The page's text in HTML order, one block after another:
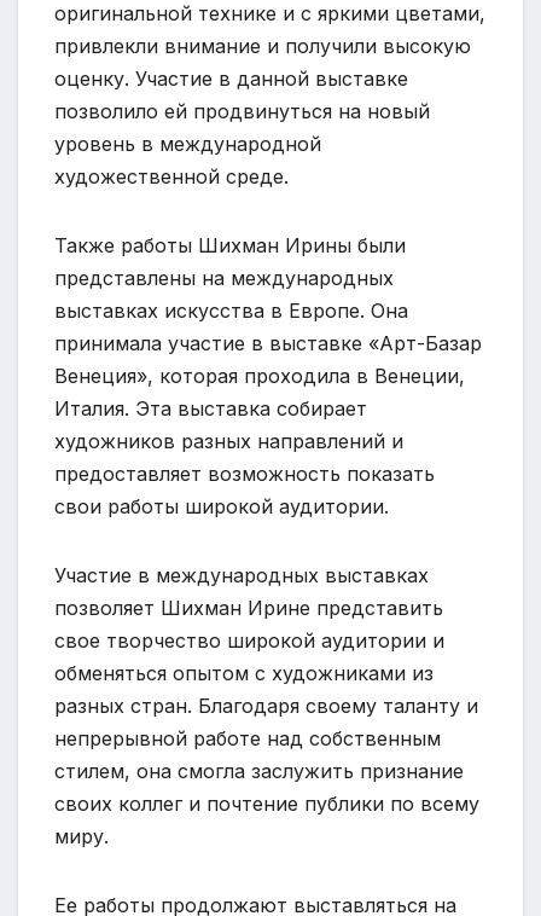
оригинальной технике и с яркими цветами,
привлекли внимание и получили высокую
оценку. Участие в данной выставке
позволило ей продвинуться на новый
уровень в международной
художественной среде.
Также работы Шихман Ирины были
представлены на международных
выставках искусства в Европе. Она
принимала участие в выставке «Арт-Базар
Венеция», которая проходила в Венеции,
Италия. Эта выставка собирает
художников разных направлений и
предоставляет возможность показать
свои работы широкой аудитории.
Участие в международных выставках
позволяет Шихман Ирине представить
свое творчество широкой аудитории и
обменяться опытом с художниками из
разных стран. Благодаря своему таланту и
непрерывной работе над собственным
стилем, она смогла заслужить признание
своих коллег и почтение публики по всему
миру.
Ее работы продолжают выставляться на